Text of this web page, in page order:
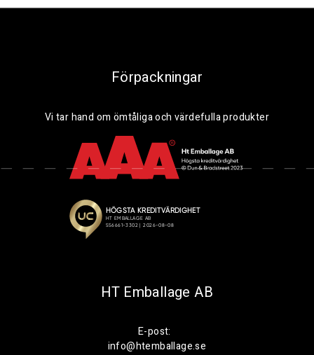
Förpackningar
Vi tar hand om ömtåliga och värdefulla produkter
HT Emballage AB
E-post:
info@htemballage.se